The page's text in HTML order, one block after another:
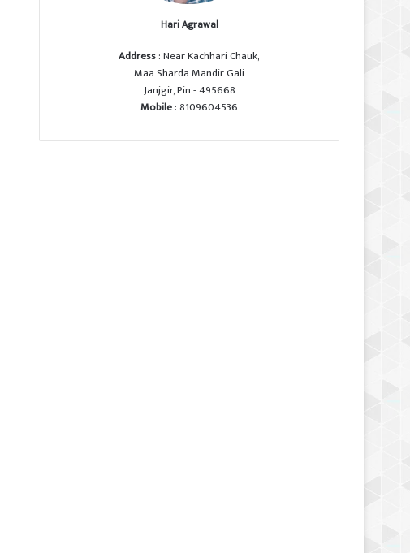
Hari Agrawal
Address: Near Kachhari Chauk,
Maa Sharda Mandir Gali
Janjgir, Pin - 495668
Mobile: 8109604536